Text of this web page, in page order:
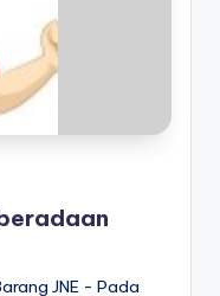
JNE - Pada